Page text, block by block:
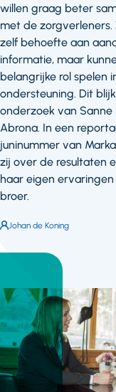
willen graag beter
met de zorgverleners.
zelf behoefte aan
informatie, maar
belangrijke rol spelen
ondersteuning. Dit
onderzoek van Sanne
Abrona. In een
juninummer van
zij over de resultaten
haar eigen
broer.
Auteur:
Johan de Koning